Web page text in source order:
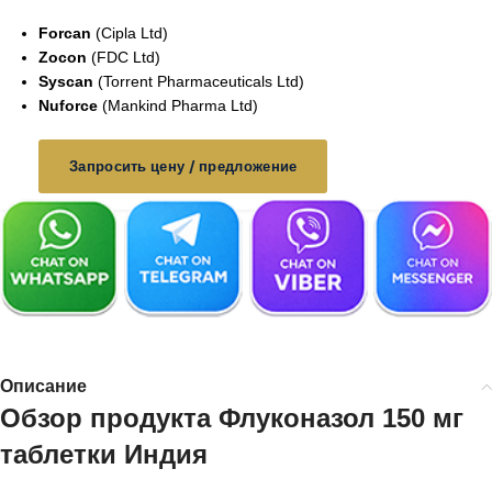
Forcan (Cipla Ltd)
Zocon (FDC Ltd)
Syscan (Torrent Pharmaceuticals Ltd)
Nuforce (Mankind Pharma Ltd)
Запросить цену / предложение
Описание
Обзор продукта Флуконазол 150 мг
таблетки Индия